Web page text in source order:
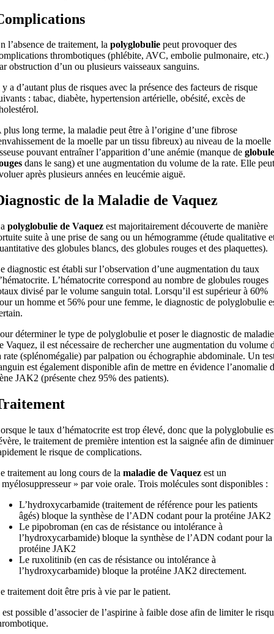
l’absence de traitement, la polyglobuliepeut provoquer des
thrombotiques (phlébite, AVC, embolie pulmonaire, etc.)
obstruction d’un ou plusieurs vaisseaux sanguins.
a d’autant plus de risques avec la présence des facteurs de risque
: tabac, diabète, hypertension artérielle, obésité, excès de
plus long terme, la maladie peut être à l’origine d’une fibrose
de la moelle par un tissu fibreux) au niveau de la moelle
pouvant entraîner l’apparition d’une anémie (manque de
dans le sang) et une augmentation du volume de la rate. Elle peut
après plusieurs années en leucémie aiguë.
de la Maladie de Vaquez
polyglobulie de Vaquezest majoritairement découverte de manière
suite à une prise de sang ou un hémogramme (étude qualitative
des globules blancs, des globules rouges et des plaquettes).
diagnostic est établi sur l’observation d’une augmentation du taux
L’hématocrite correspond au nombre de globules rouges
divisé par le volume sanguin total. Lorsqu’il est supérieur à 60%
un homme et 56% pour une femme, le diagnostic de polyglobulie
déterminer le type de polyglobulie et poser le diagnostic de maladie
Vaquez, il est nécessaire de rechercher une augmentation du volume
rate (splénomégalie) par palpation ou échographie abdominale. Un
est également disponible afin de mettre en évidence l’anomalie
JAK2 (présente chez 95% des patients).
le taux d’hématocrite est trop élevé, donc que la polyglobulie
le traitement de première intention est la saignée afin de diminuer
le risque de complications.
traitement au long cours de la maladie de Vaquezest un
» par voie orale. Trois molécules sont disponibles :
L’hydroxycarbamide (traitement de référence pour les patients
âgés) bloque la synthèse de l’ADN codant pour la protéine JAK2
Le pipobroman (en cas de résistance ou intolérance à
l’hydroxycarbamide) bloque la synthèse de l’ADN codant pour la
protéine JAK2
Le ruxolitinib (en cas de résistance ou intolérance à
l’hydroxycarbamide) bloque la protéine JAK2 directement.
traitement doit être pris à vie par le patient.
possible d’associer de l’aspirine à faible dose afin de limiter le